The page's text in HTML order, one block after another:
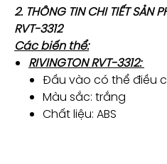
2. THÔNG TIN CHI TIẾT SẢN
RVT-3312
Các biến thể:
RIVINGTON RVT-3312:
Đầu vào có thể điều
Màu sắc: trắng
Chất liệu: ABS